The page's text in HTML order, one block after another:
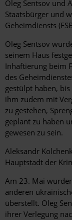
Hintergrund
Oleg Sentsov und
Staatsbürger und
Geheimdiensts
Oleg Sentsov
seinem Haus
Inhaftierung beim
des
gestülpt haben,
ihm zudem mit
zu gestehen,
geplant zu haben
gewesen zu sein.
Aleksandr
Hauptstadt der
Am 23. Mai
anderen
überstellt. Oleg
ihrer Verlegung